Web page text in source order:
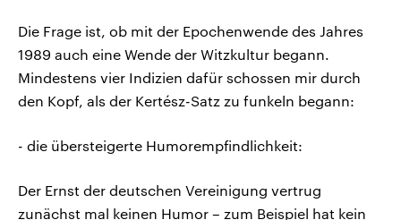
Die Frage ist, ob mit der Epochenwende des Jahres
1989 auch eine Wende der Witzkultur begann.
Mindestens vier Indizien dafür schossen mir durch
den Kopf, als der Kertész-Satz zu funkeln begann:
- die übersteigerte Humorempfindlichkeit:
Der Ernst der deutschen Vereinigung vertrug
zunächst mal keinen Humor – zum Beispiel hat kein